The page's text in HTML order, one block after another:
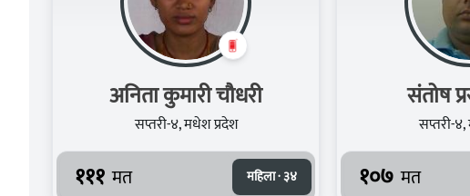
अनिता कुमारी चौधरी
सप्तरी-४, मधेश प्रदेश
१११ मत महिला · ३४
संतोष
सप्तरी-
१०७ मत